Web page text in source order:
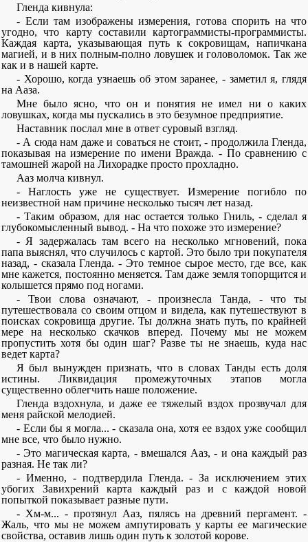
Гленда кивнула:
- Если там изображены измерения, готова спорить на что
угодно, что карту составили картограммисты-программисты.
Каждая карта, указывающая путь к сокровищам, напичкана
магией, и в них полным-полно ловушек и головоломок. Так же
как и в нашей карте.
- Хорошо, когда узнаешь об этом заранее, - заметил я, глядя
на Ааза.
Мне было ясно, что он и понятия не имел ни о каких
ловушках, когда мы пускались в это безумное предприятие.
Наставник послал мне в ответ суровый взгляд.
- А сюда нам даже и соваться не стоит, - продолжила Гленда,
показывая на измерение по имени Вражда. - По сравнению с
тамошней жарой на Лихорадке просто прохладно.
Ааз молча кивнул.
- Наглость уже не существует. Измерение погибло по
неизвестной нам причине несколько тысяч лет назад.
- Таким образом, для нас остается только Гниль, - сделал я
глубокомысленный вывод. - На что похоже это измерение?
- Я задержалась там всего на несколько мгновений, пока
папа выяснял, что случилось с картой. Это было три покупателя
назад, - сказала Гленда. - Это темное сырое место, где все, как
мне кажется, постоянно меняется. Там даже земля топорщится и
колышется прямо под ногами.
- Твои слова означают, - произнесла Танда, - что ты
путешествовала со своим отцом и видела, как путешествуют в
поисках сокровища другие. Ты должна знать путь, по крайней
мере на несколько скачков вперед. Почему мы не можем
пропустить хотя бы один шаг? Разве ты не знаешь, куда нас
ведет карта?
Я был вынужден признать, что в словах Танды есть доля
истины. Ликвидация промежуточных этапов могла
существенно облегчить наше положение.
Гленда вздохнула, и даже ее тяжелый вздох прозвучал для
меня райской мелодией.
- Если бы я могла... - сказала она, хотя ее вздох уже сообщил
мне все, что было нужно.
- Это магическая карта, - вмешался Ааз, - и она каждый раз
разная. Не так ли?
- Именно, - подтвердила Гленда. - За исключением этих
убогих Завихрений карта каждый раз и с каждой новой
попыткой показывает разные пути.
- Хм-м... - протянул Ааз, пялясь на древний пергамент. -
Жаль, что мы не можем ампутировать у карты ее магические
свойства, оставив лишь один путь к золотой корове.